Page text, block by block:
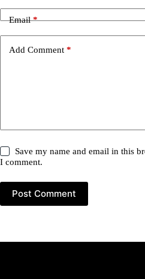
Email*
Add Comment *
Save my name and email in this
I comment.
Post Comment